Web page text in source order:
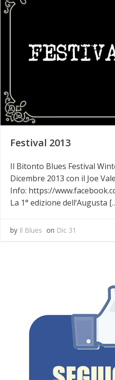
Festival 2013
Il Bitonto Blues Festival
Dicembre 2013 con il Joe
Info: https://
La 1° edizione dell‘Augusta
by Il Blues on Dic 31